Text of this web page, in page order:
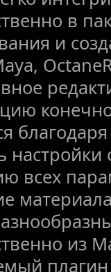
в
и
настройки
всех
из
плагин